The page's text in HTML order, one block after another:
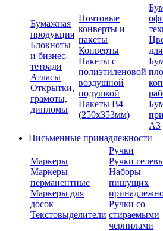
Бумажная
продукция
Блокноты
и бизнес-
тетради
Атласы
Открытки,
грамоты,
дипломы
Почтовые
конверты и
пакеты
Конверты
Пакеты с
полиэтиленовой
воздушной
подушкой
Пакеты В4
(250х353мм)
А3
Письменные принадлежности
Маркеры
Маркеры
перманентные
Маркеры для
досок
Текстовыделители
Ручки
Ручки
Наборы
пишущих
Ручки со
стираемыми
чернилами